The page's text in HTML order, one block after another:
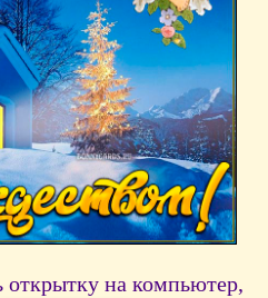
на компьютер,